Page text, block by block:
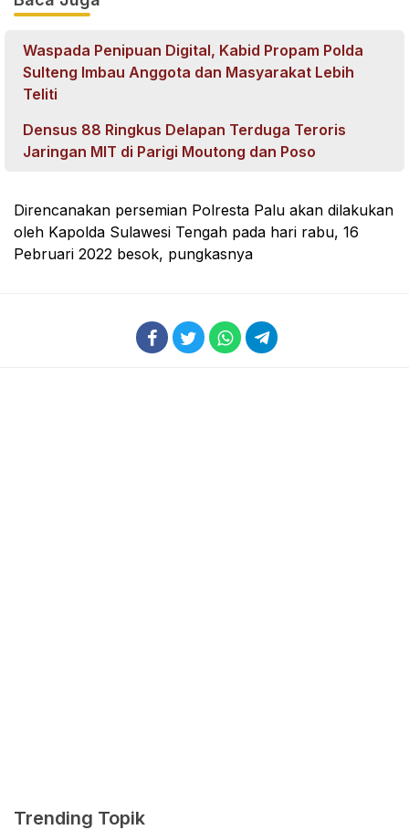
Waspada Penipuan Digital, Kabid Propam Polda
Sulteng Imbau Anggota dan Masyarakat Lebih
Teliti
Densus 88 Ringkus Delapan Terduga Teroris
Jaringan MIT di Parigi Moutong dan Poso
Direncanakan persemian Polresta Palu akan dilakukan
oleh Kapolda Sulawesi Tengah pada hari rabu, 16
Pebruari 2022 besok, pungkasnya
Trending Topik